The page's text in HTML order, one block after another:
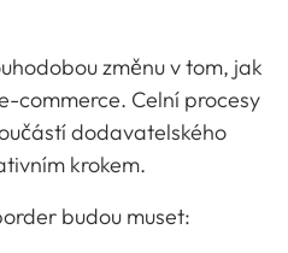
změnu v tom, jak
commerce. Celní procesy
dodavatelského
krokem.
budou muset: